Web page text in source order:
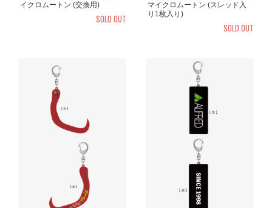
イクロムートン (交換用)
SOLD OUT
マイクロムートン (スレッド入
り1枚入り)
SOLD OUT